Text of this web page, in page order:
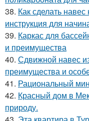
38. Как сделать
инструкция для
39. Каркас для
и преимущества
40. Сдвижной навес
преимущества и
41. Рациональный
42. Красный дом в
природу.